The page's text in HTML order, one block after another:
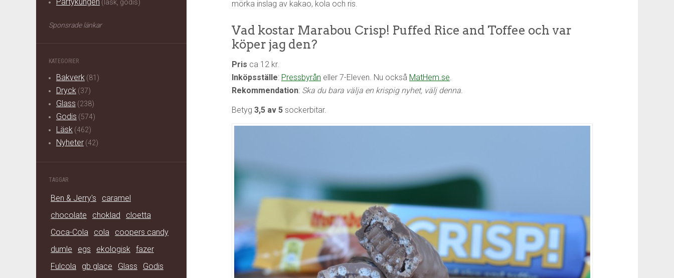
(läsk, godis)
Sponsrade länkar
KATEGORIER
Bakverk (81)
Dryck (37)
Glass (238)
Godis (574)
Läsk (462)
Nyheter (42)
TAGGAR
Ben & Jerry's
caramel
chocolate
choklad
cloetta
Coca-Cola
cola
coopers candy
dumle
egs ekologisk fazer
Fulcola
gb glace Glass
Godis
mörka inslag av kakao, kola och ris.
Vad kostar Marabou Crisp! Puffed Rice and Toffee och var
köper jag den?
Pris ca 12 kr.
Inköpsställe: Pressbyrån eller 7-Eleven. Nu också MatHem.se.
Rekommendation: Ska du bara välja en krispig nyhet, välj denna.
Betyg 3,5 av 5 sockerbitar.